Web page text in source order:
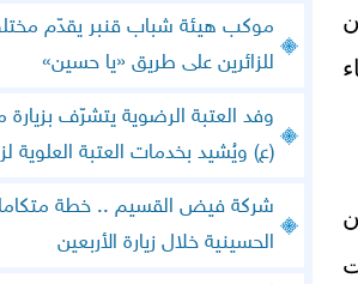
موكب هيئة شباب قنبر يقدّم
للزائرين على طريق «يا حسين»
وفد العتبة الرضوية يتشرّف بزيارة
(ع) ويُشيد بخدمات العتبة العلوية
شركة فيض القسيم .. خطة
الحسينية خلال زيارة الأربعين